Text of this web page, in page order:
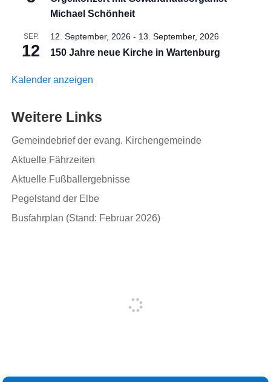
Michael Schönheit
SEP.
12
12. September, 2026 - 13. September, 2026
150 Jahre neue Kirche in Wartenburg
Kalender anzeigen
Weitere Links
Gemeindebrief der evang. Kirchengemeinde
Aktuelle Fährzeiten
Aktuelle Fußballergebnisse
Pegelstand der Elbe
Busfahrplan (Stand: Februar 2026)